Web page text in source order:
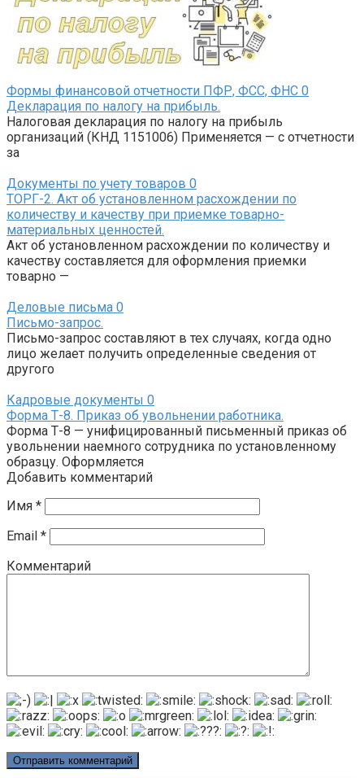
Формы финансовой отчетности ПФР, ФСС, ФНС 0
Декларация по налогу на прибыль.
Налоговая декларация по налогу на прибыль
организаций (КНД 1151006) Применяется — с отчетности
за
Документы по учету товаров 0
ТОРГ-2. Акт об установленном расхождении по
количеству и качеству при приемке товарно-
материальных ценностей.
Акт об установленном расхождении по количеству и
качеству составляется для оформления приемки
товарно —
Деловые письма 0
Письмо-запрос.
Письмо-запрос составляют в тех случаях, когда одно
лицо желает получить определенные сведения от
другого
Кадровые документы 0
Форма Т-8. Приказ об увольнении работника.
Форма Т-8 — унифицированный письменный приказ об
увольнении наемного сотрудника по установленному
образцу. Оформляется
Добавить комментарий
Имя *
Email *
Комментарий